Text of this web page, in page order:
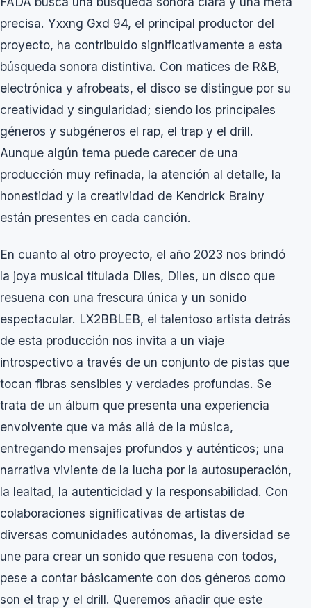
precisa. Yxxng Gxd 94, el principal productor del
proyecto, ha contribuido significativamente a esta
búsqueda sonora distintiva. Con matices de R&B,
electrónica y afrobeats, el disco se distingue por su
creatividad y singularidad; siendo los principales
géneros y subgéneros el rap, el trap y el drill.
Aunque algún tema puede carecer de una
producción muy refinada, la atención al detalle, la
honestidad y la creatividad de Kendrick Brainy
están presentes en cada canción.
En cuanto al otro proyecto, el año 2023 nos brindó
la joya musical titulada Diles, Diles, un disco que
resuena con una frescura única y un sonido
espectacular. LX2BBLEB, el talentoso artista detrás
de esta producción nos invita a un viaje
introspectivo a través de un conjunto de pistas que
tocan fibras sensibles y verdades profundas. Se
trata de un álbum que presenta una experiencia
envolvente que va más allá de la música,
entregando mensajes profundos y auténticos; una
narrativa viviente de la lucha por la autosuperación,
la lealtad, la autenticidad y la responsabilidad. Con
colaboraciones significativas de artistas de
diversas comunidades autónomas, la diversidad se
une para crear un sonido que resuena con todos,
pese a contar básicamente con dos géneros como
son el trap y el drill. Queremos añadir que este